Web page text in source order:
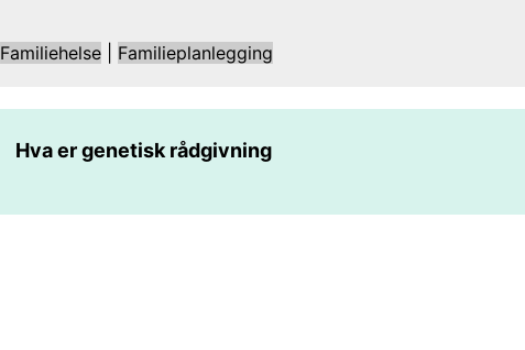
Familiehelse Familieplanlegging
Hva er genetisk rådgivning